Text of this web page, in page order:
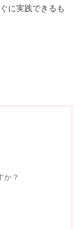
に実践できるも
か？